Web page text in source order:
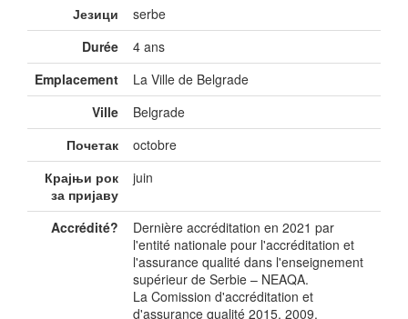
Језици
serbe
Durée
4 ans
Emplacement
La Ville de Belgrade
Ville
Belgrade
Почетак
octobre
Крајњи рок
за пријаву
juin
Accrédité?
Dernière accréditation en 2021 par
l'entité nationale pour l'accréditation et
l'assurance qualité dans l'enseignement
supérieur de Serbie – NEAQA.
La Comission d'accréditation et
d'assurance qualité 2015, 2009.